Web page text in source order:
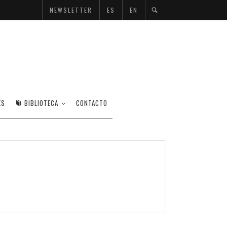
NEWSLETTER ES EN
BIBLIOTECA CONTACTO